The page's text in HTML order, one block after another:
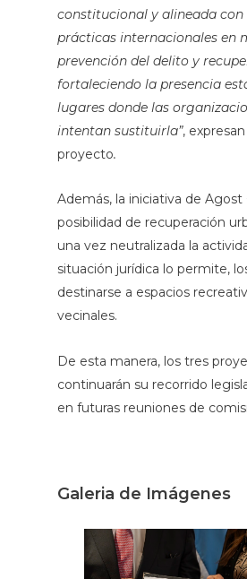
constitucional y alineada con
prácticas internacionales en
prevención del delito y
fortaleciendo la presencia
lugares donde las
intentan sustituirla”,
proyecto.
Además, la iniciativa de Agost
posibilidad de recuperación
una vez neutralizada la
situación jurídica lo permite,
destinarse a espacios
vecinales.
De esta manera, los tres
continuarán su recorrido
en futuras reuniones de
Galeria de Imágenes